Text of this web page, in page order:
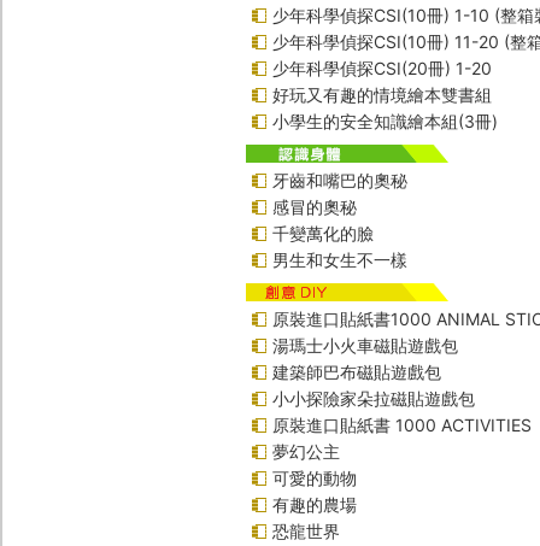
少年科學偵探CSI(10冊) 1-10 (整箱
少年科學偵探CSI(10冊) 11-20 (整
少年科學偵探CSI(20冊) 1-20
好玩又有趣的情境繪本雙書組
小學生的安全知識繪本組(3冊)
牙齒和嘴巴的奧秘
感冒的奧秘
千變萬化的臉
男生和女生不一樣
原裝進口貼紙書1000 ANIMAL
湯瑪士小火車磁貼遊戲包
建築師巴布磁貼遊戲包
小小探險家朵拉磁貼遊戲包
原裝進口貼紙書 1000 ACTIVITIES
夢幻公主
可愛的動物
有趣的農場
恐龍世界